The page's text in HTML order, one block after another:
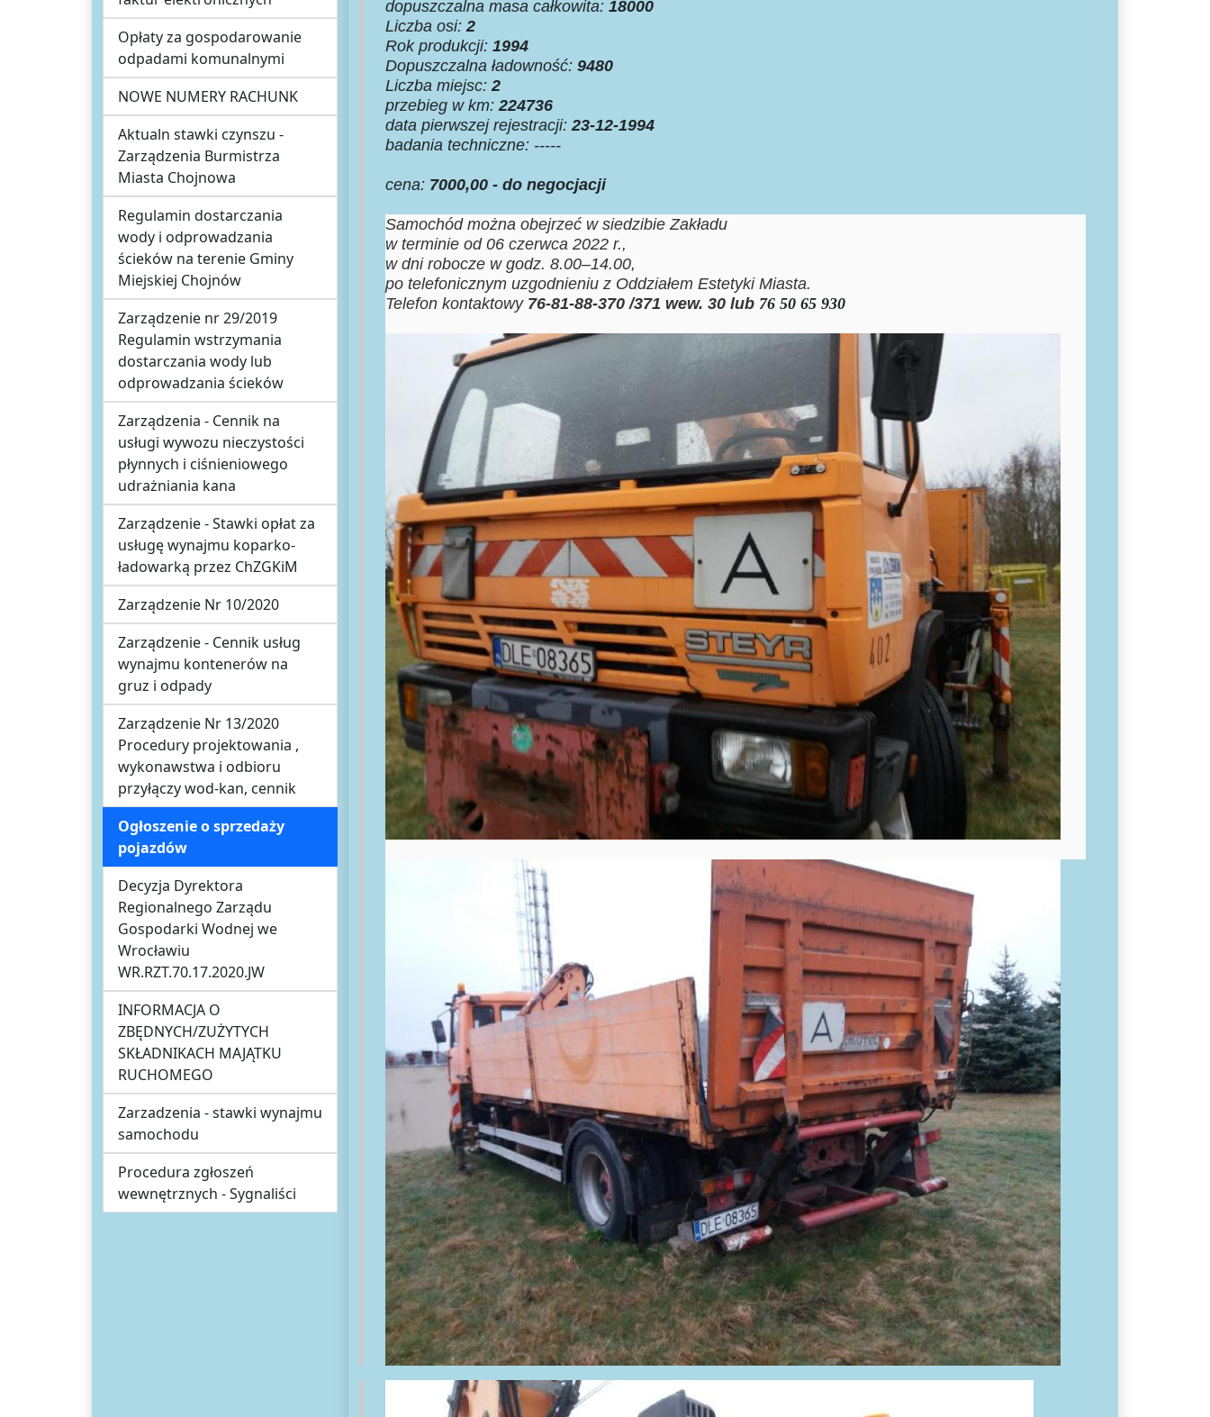
Opłaty za gospodarowanie
odpadami komunalnymi
NOWE NUMERY RACHUNK
Aktualn stawki czynszu -
Zarządzenia Burmistrza
Miasta Chojnowa
Regulamin dostarczania
wody i odprowadzania
ścieków na terenie Gminy
Miejskiej Chojnów
Zarządzenie nr 29/2019
Regulamin wstrzymania
dostarczania wody lub
odprowadzania ścieków
Zarządzenia - Cennik na
usługi wywozu nieczystości
płynnych i ciśnieniowego
udrażniania kana
Zarządzenie - Stawki opłat za
usługę wynajmu koparko-
ładowarką przez ChZGKiM
Zarządzenie Nr 10/2020
Zarządzenie - Cennik usług
wynajmu kontenerów na
gruz i odpady
Zarządzenie Nr 13/2020
Procedury projektowania ,
wykonawstwa i odbioru
przyłączy wod-kan, cennik
Ogłoszenie o sprzedaży
pojazdów
Decyzja Dyrektora
Regionalnego Zarządu
Gospodarki Wodnej we
Wrocławiu
WR.RZT.70.17.2020.JW
INFORMACJA O
ZBĘDNYCH/ZUŻYTYCH
SKŁADNIKACH MAJĄTKU
RUCHOMEGO
Zarzadzenia - stawki wynajmu
samochodu
Procedura zgłoszeń
wewnętrznych - Sygnaliści
dopuszczalna masa całkowita: 18000
Liczba osi:2
Rok produkcji: 1994
Dopuszczalna ładowność: 9480
Liczba miejsc:2
przebieg w km:224736
data pierwszej rejestracji:23-12-1994
badania techniczne: -----
cena: 7000,00 - do negocjacji
Samochód można obejrzeć w siedzibie Zakładu
w terminie od 06 czerwca 2022 r.,
w dni robocze w godz. 8.00–14.00,
po telefonicznym uzgodnieniu z Oddziałem Estetyki Miasta.
Telefon kontaktowy 76-81-88-370 /371 wew. 30 lub 76 50 65 930